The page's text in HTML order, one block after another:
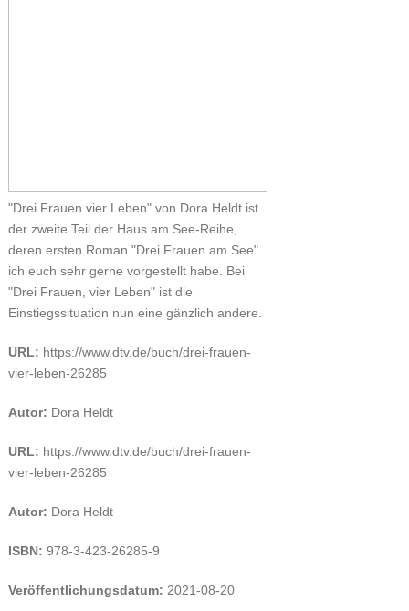
"Drei Frauen vier Leben" von Dora Heldt ist
der zweite Teil der Haus am See-Reihe,
deren ersten Roman "Drei Frauen am See"
ich euch sehr gerne vorgestellt habe. Bei
"Drei Frauen, vier Leben" ist die
Einstiegssituation nun eine gänzlich andere.
URL: https://www.dtv.de/buch/drei-frauen-
vier-leben-26285
Autor: Dora Heldt
URL: https://www.dtv.de/buch/drei-frauen-
vier-leben-26285
Autor: Dora Heldt
ISBN: 978-3-423-26285-9
Veröffentlichungsdatum: 2021-08-20